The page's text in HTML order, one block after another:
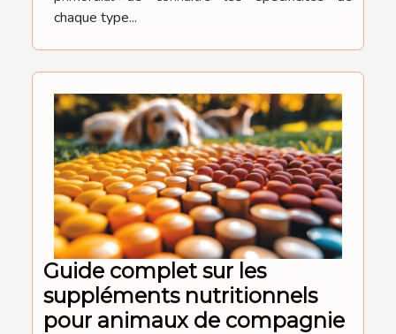
chaque type...
Guide complet sur les
suppléments nutritionnels
pour animaux de compagnie